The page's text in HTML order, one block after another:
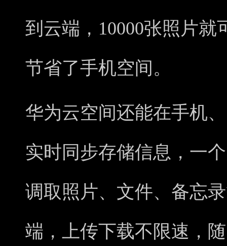
到云端，10000张照片就
节省了手机空间。
华为云空间还能在手机
实时同步存储信息，一
调取照片、文件、备忘
端，上传下载不限速，